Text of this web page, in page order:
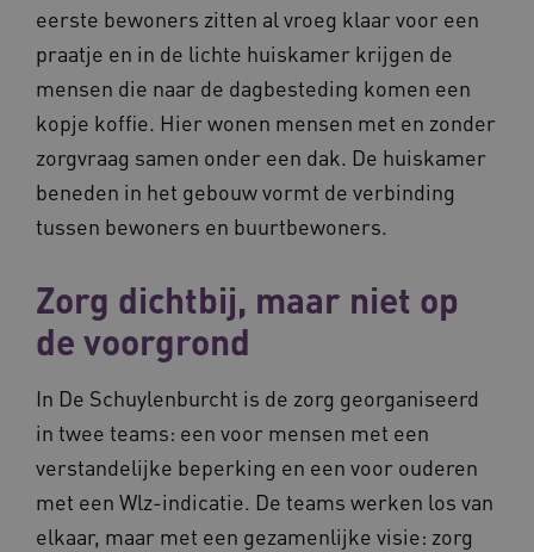
eerste bewoners zitten al vroeg klaar voor een
praatje en in de lichte huiskamer krijgen de
mensen die naar de dagbesteding komen een
kopje koffie. Hier wonen mensen met en zonder
zorgvraag samen onder een dak. De huiskamer
beneden in het gebouw vormt de verbinding
tussen bewoners en buurtbewoners.
Zorg dichtbij, maar niet op
de voorgrond
In De Schuylenburcht is de zorg georganiseerd
in twee teams: een voor mensen met een
verstandelijke beperking en een voor ouderen
met een Wlz-indicatie. De teams werken los van
elkaar, maar met een gezamenlijke visie: zorg